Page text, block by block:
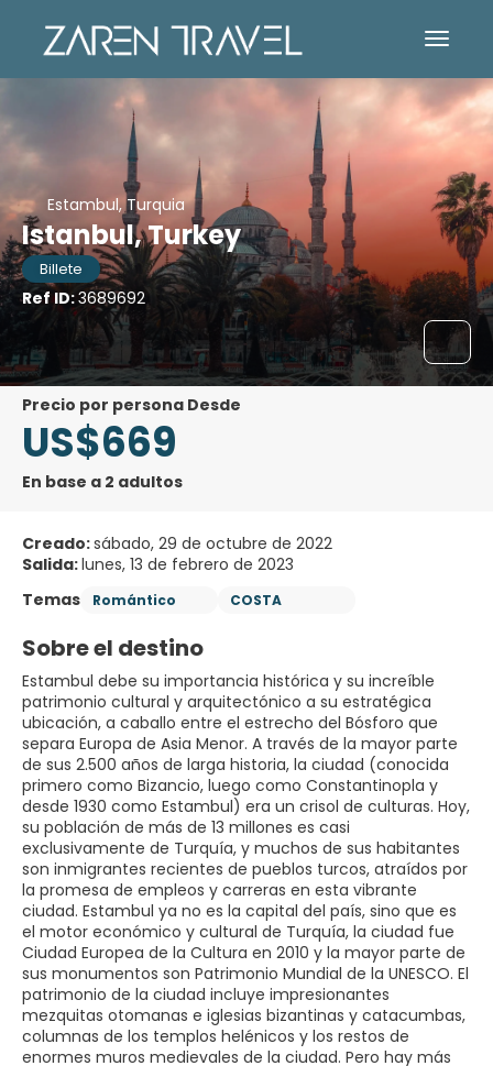
Estambul, Turquia
Istanbul, Turkey
Billete
Ref ID:3689692
precio por persona Desde
US$669
En base a 2 adultos
Creado:sábado, 29 de octubre de 2022
Salida:lunes, 13 de febrero de 2023
Temas
Romántico COSTA
Sobre el destino
Estambul debe su importancia histórica y su increíble
patrimonio cultural y arquitectónico a su estratégica
ubicación, a caballo entre el estrecho del Bósforo que
separa Europa de Asia Menor. A través de la mayor parte
de sus 2.500 años de larga historia, la ciudad (conocida
primero como Bizancio, luego como Constantinopla y
desde 1930 como Estambul) era un crisol de culturas. Hoy,
su población de más de 13 millones es casi
exclusivamente de Turquía, y muchos de sus habitantes
son inmigrantes recientes de pueblos turcos, atraídos por
la promesa de empleos y carreras en esta vibrante
ciudad. Estambul ya no es la capital del país, sino que es
el motor económico y cultural de Turquía, la ciudad fue
Ciudad Europea de la Cultura en 2010 y la mayor parte de
sus monumentos son Patrimonio Mundial de la UNESCO. El
patrimonio de la ciudad incluye impresionantes
mezquitas otomanas e iglesias bizantinas y catacumbas,
columnas de los templos helénicos y los restos de
enormes muros medievales de la ciudad. Pero hay más